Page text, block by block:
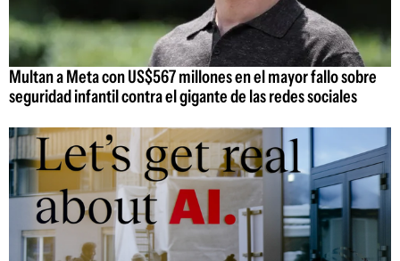
Multan a Meta con US$567 millones en el mayor fallo sobre
seguridad infantil contra el gigante de las redes sociales